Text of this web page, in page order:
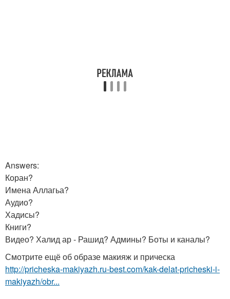
Answers:
Коран?
Имена Аллагьа?
Аудио?
Хадисы?
Книги?
Видео? Халид ар - Рашид? Админы? Боты и каналы?
Смотрите ещё об образе макияж и прическа
http://pricheska-makiyazh.ru-best.com/kak-delat-pricheski-i-
makiyazh/obr...